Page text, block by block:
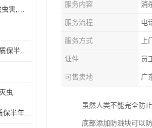
江门除四害公司-提供虫害,病毒等全面消杀服务
急速上门灭鼠，除虫质保半年，白蚁、跳蚤、臭虫、蟑螂、德国小镰
虫
急速上门灭鼠 除虫 质保半年 白蚁 跳蚤 臭虫 蟑螂 德国小镰
服务内容 消
服务流程 电
服务方式 上
证件 员
可售卖地 广
虽然人类不能完全防
底部添加防溅块可以